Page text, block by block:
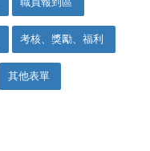
考核、獎勵、福利
其他表單